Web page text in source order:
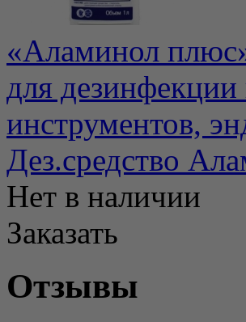
«Аламинол
для
инструментов,
Дез.средство
Нет в наличии
Заказать
Отзывы